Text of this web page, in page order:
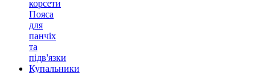
корсети
Пояса
для
панчіх
та
підв'язки
Купальники